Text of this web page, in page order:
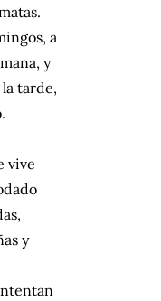
a
y
tarde,
vive
y